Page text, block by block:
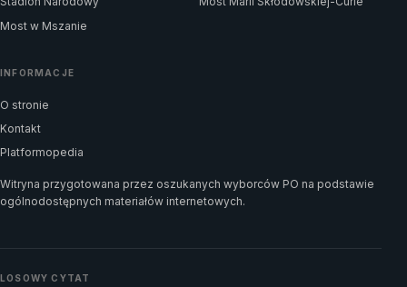
Most w Mszanie
INFORMACJE
O stronie
Kontakt
Platformopedia
Witryna przygotowana przez oszukanych wyborców PO na podstawie
ogólnodostępnych materiałów internetowych.
LOSOWY CYTAT